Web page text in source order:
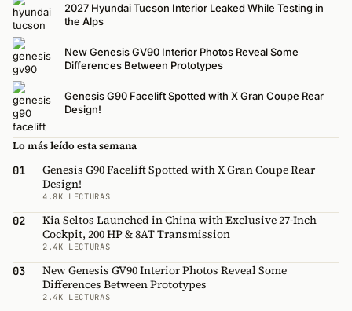
2027 Hyundai Tucson Interior Leaked While Testing in
the Alps
New Genesis GV90 Interior Photos Reveal Some
Differences Between Prototypes
Genesis G90 Facelift Spotted with X Gran Coupe Rear
Design!
Lo más leído esta semana
01
Genesis G90 Facelift Spotted with X Gran Coupe Rear
Design!
4.8K LECTURAS
02
Kia Seltos Launched in China with Exclusive 27-Inch
Cockpit, 200 HP & 8AT Transmission
2.4K LECTURAS
03
New Genesis GV90 Interior Photos Reveal Some
Differences Between Prototypes
2.4K LECTURAS